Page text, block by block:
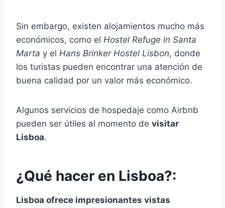
Sin embargo, existen alojamientos mucho más
económicos, como el Hostel Refuge in Santa
Marta y el Hans Brinker Hostel Lisbon, donde
los turistas pueden encontrar una atención de
buena calidad por un valor más económico.
Algunos servicios de hospedaje como Airbnb
pueden ser útiles al momento de visitar
Lisboa.
¿Qué hacer en Lisboa?:
Lisboa ofrece impresionantes vistas